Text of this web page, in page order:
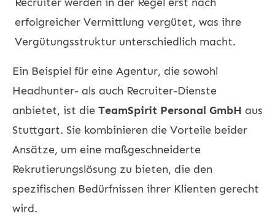
erfolgreicher Vermittlung vergütet, was ihre
Vergütungsstruktur unterschiedlich macht.
Ein Beispiel für eine Agentur, die sowohl
Headhunter- als auch Recruiter-Dienste
anbietet, ist die TeamSpirit Personal GmbH aus
Stuttgart. Sie kombinieren die Vorteile beider
Ansätze, um eine maßgeschneiderte
Rekrutierungslösung zu bieten, die den
spezifischen Bedürfnissen ihrer Klienten gerecht
wird.